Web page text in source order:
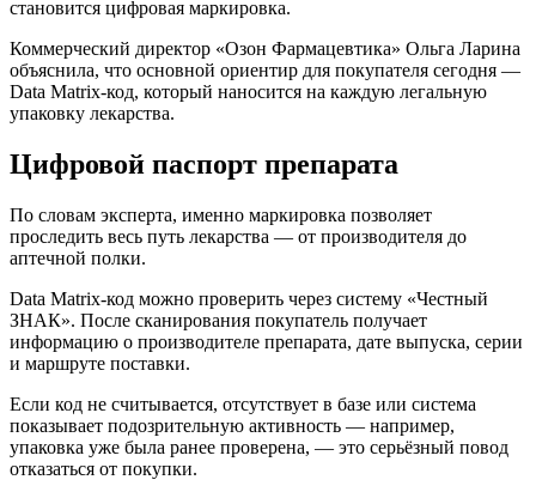
становится цифровая маркировка.
Коммерческий директор «Озон Фармацевтика» Ольга Ларина
объяснила, что основной ориентир для покупателя сегодня —
Data Matrix-код, который наносится на каждую легальную
упаковку лекарства.
Цифровой паспорт препарата
По словам эксперта, именно маркировка позволяет
проследить весь путь лекарства — от производителя до
аптечной полки.
Data Matrix-код можно проверить через систему «Честный
ЗНАК». После сканирования покупатель получает
информацию о производителе препарата, дате выпуска, серии
и маршруте поставки.
Если код не считывается, отсутствует в базе или система
показывает подозрительную активность — например,
упаковка уже была ранее проверена, — это серьёзный повод
отказаться от покупки.